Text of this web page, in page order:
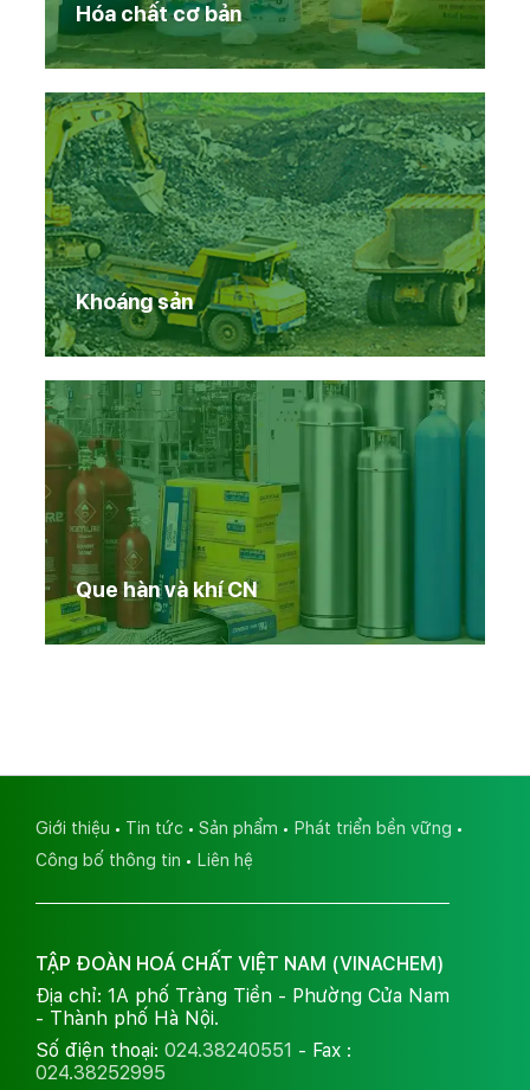
Hóa chất cơ bản
Khoáng sản
Que hàn và khí CN
Giới thiệu Tin tức Sản phẩm
Phát triển bền vững
Công bố thông tin
Liên hệ
TẬP ĐOÀN HOÁ CHẤT VIỆT NAM (VINACHEM)
Địa chỉ: 1A phố Tràng Tiền - Phường Cửa Nam
- Thành phố Hà Nội.
Số điện thoại: 024.38240551 - Fax :
024.38252995